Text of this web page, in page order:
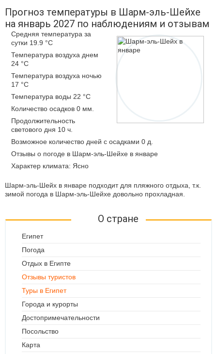
Прогноз температуры в Шарм-эль-Шейхе
на январь 2027 по наблюдениям и отзывам
Средняя температура за
сутки 19.9 °C
Температура воздуха днем
24 °C
Температура воздуха ночью
17 °C
Температура воды 22 °C
Количество осадков 0 мм.
Продолжительность
светового дня 10 ч.
Возможное количество дней с осадками 0 д.
Отзывы о погоде в Шарм-эль-Шейхе в январе
Характер климата: Ясно
Шарм-эль-Шейх в январе подходит для пляжного отдыха, т.к.
зимой погода в Шарм-эль-Шейхе довольно прохладная.
О стране
Египет
Погода
Отдых в Египте
Отзывы туристов
Туры в Египет
Города и курорты
Достопримечательности
Посольство
Карта